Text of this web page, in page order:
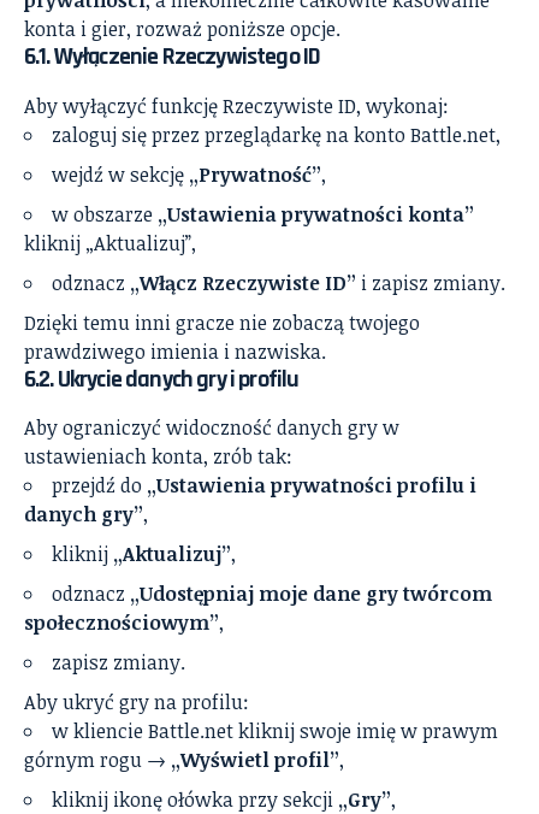
konta i gier, rozważ poniższe opcje.
6.1. Wyłączenie Rzeczywistego ID
Aby wyłączyć funkcję Rzeczywiste ID, wykonaj:
zaloguj się przez przeglądarkę na konto Battle.net,
wejdź w sekcję „Prywatność”,
w obszarze „Ustawienia prywatności konta”
kliknij „Aktualizuj”,
odznacz „Włącz Rzeczywiste ID” i zapisz zmiany.
Dzięki temu inni gracze nie zobaczą twojego
prawdziwego imienia i nazwiska.
6.2. Ukrycie danych gry i profilu
Aby ograniczyć widoczność danych gry w
ustawieniach konta, zrób tak:
przejdź do „Ustawienia prywatności profilu i
danych gry”,
kliknij „Aktualizuj”,
odznacz „Udostępniaj moje dane gry twórcom
społecznościowym”,
zapisz zmiany.
Aby ukryć gry na profilu:
w kliencie Battle.net kliknij swoje imię w prawym
górnym rogu → „Wyświetl profil”,
kliknij ikonę ołówka przy sekcji „Gry”,